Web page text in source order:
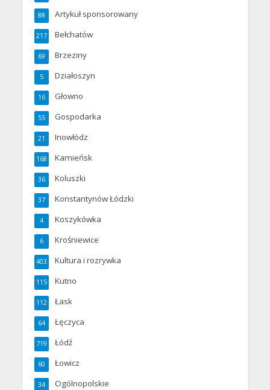
Artykuł sponsorowany
88
Bełchatów
217
Brzeziny
69
Działoszyn
5
Głowno
16
Gospodarka
55
Inowłódz
21
Kamieńsk
168
Koluszki
36
Konstantynów Łódzki
37
Koszykówka
4
Krośniewice
6
Kultura i rozrywka
403
Kutno
115
Łask
112
Łęczyca
64
Łódź
719
Łowicz
60
Ogólnopolskie
34